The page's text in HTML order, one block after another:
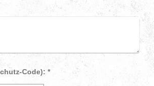
Captcha (Spam-Schutz-Code): *